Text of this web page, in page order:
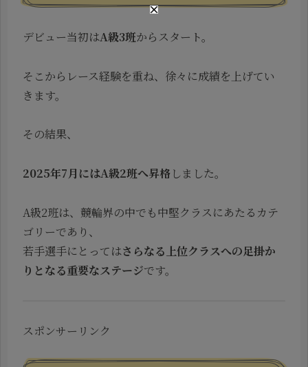
デビュー当初はA級3班からスタート。
そこからレース経験を重ね、徐々に成績を上げてい
きます。
その結果、
2025年7月にはA級2班へ昇格しました。
A級2班は、競輪界の中でも中堅クラスにあたるカテ
ゴリーであり、
若手選手にとってはさらなる上位クラスへの足掛か
りとなる重要なステージです。
スポンサーリンク